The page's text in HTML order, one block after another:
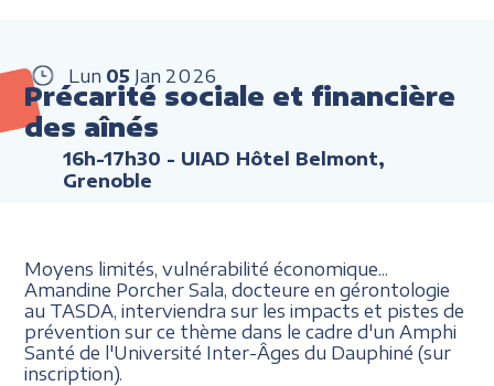
Lun 05 Jan 2026
Précarité sociale et financière
des aînés
16h-17h30 - UIAD Hôtel Belmont,
Grenoble
Moyens limités, vulnérabilité économique...
Amandine Porcher Sala, docteure en gérontologie
au TASDA, interviendra sur les impacts et pistes de
prévention sur ce thème dans le cadre d'un Amphi
Santé de l'Université Inter-Âges du Dauphiné (sur
inscription).